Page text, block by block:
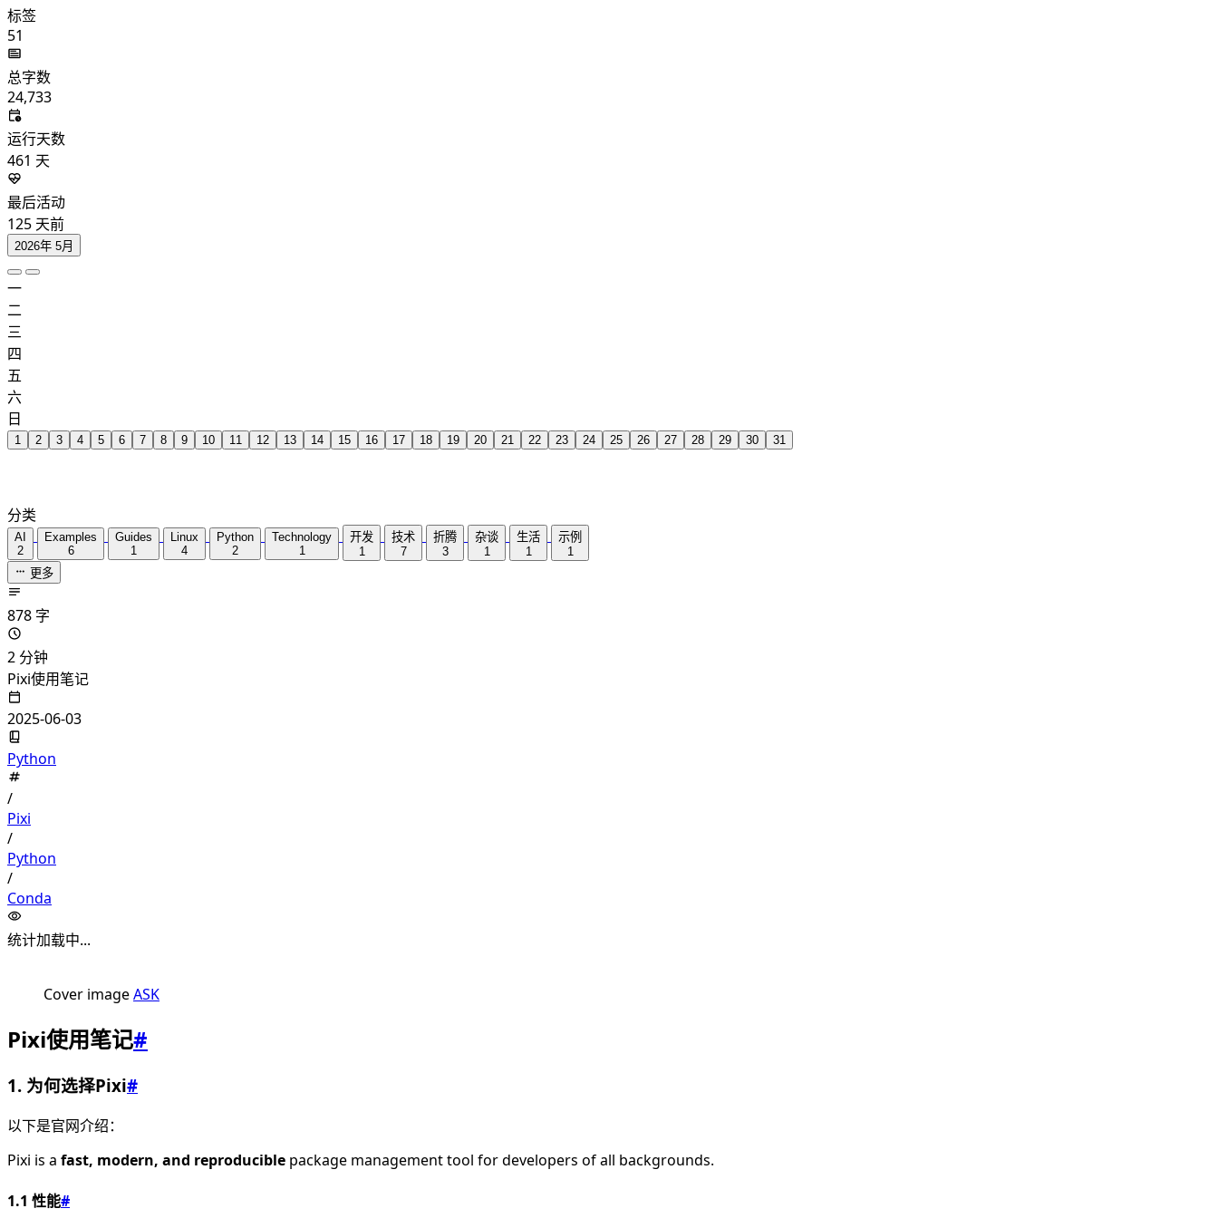
标签
51
总字数
24,733
运行天数
461 天
最后活动
125 天前
2026年 5月
一
二
三
四
五
六
日
1 2 3 4 5 6 7 8 9 10 11 12 13 14 15 16 17 18 19 20 21 22 23 24 25 26 27 28 29 30 31
分类
AI
2
Examples
6
Guides
1
Linux
4
Python
2
Technology
1
开发
1
技术
7
折腾
3
杂谈
1
生活
1
示例
1
更多
878 字
2 分钟
Pixi使用笔记
2025-06-03
Python
/
Pixi
/
Python
/
Conda
统计加载中...
Cover imageASK
Pixi使用笔记#
1. 为何选择Pixi#
以下是官网介绍：
Pixi is a fast, modern, and reproducible package management tool for developers of all backgrounds.
1.1 性能#